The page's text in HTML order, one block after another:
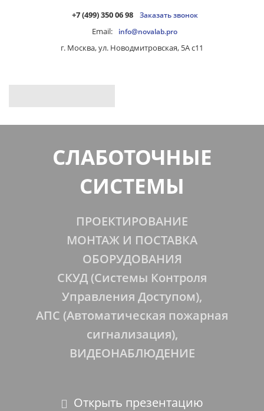
+7 (499) 350 06 98 Заказать звонок
Email: info@novalab.pro
г. Москва, ул. Новодмитровская, 5А с11
СЛАБОТОЧНЫЕ
СИСТЕМЫ
ПРОЕКТИРОВАНИЕ
МОНТАЖ И ПОСТАВКА
ОБОРУДОВАНИЯ
СКУД (Системы Контроля
Управления Доступом),
АПС (Автоматическая пожарная
сигнализация),
ВИДЕОНАБЛЮДЕНИЕ
Открыть презентацию